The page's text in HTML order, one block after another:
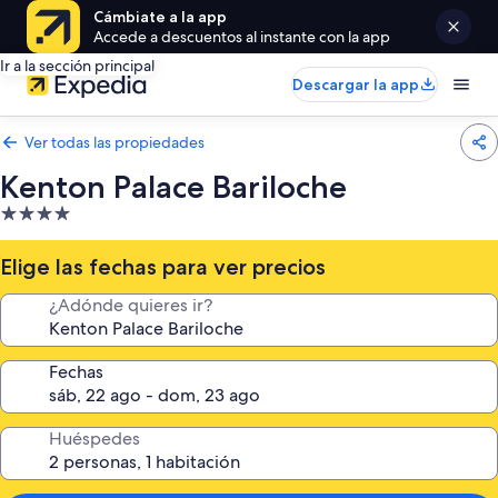
Cámbiate a la app
Accede a descuentos al instante con la app
Ir a la sección principal
Descargar la app
Ver todas las propiedades
Kenton Palace Bariloche
Propiedad
de
4.0
estrellas
Elige las fechas para ver precios
¿Adónde quieres ir?
Fechas
Huéspedes